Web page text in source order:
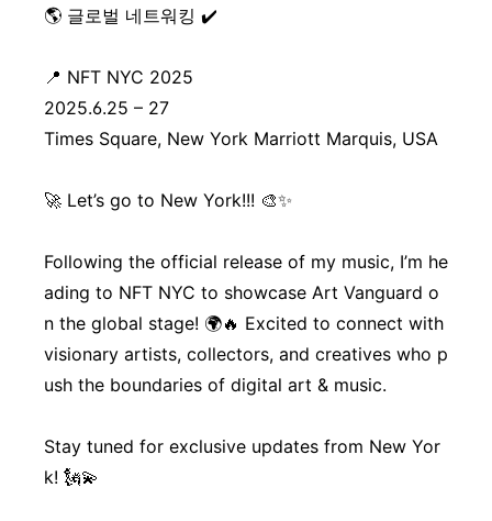
🌎 글로벌 네트워킹 ✔️
📍 NFT NYC 2025
2025.6.25 – 27
Times Square, New York Marriott Marquis, USA
🚀 Let’s go to New York!!! 🎨✨
Following the official release of my music, I’m he
ading to NFT NYC to showcase Art Vanguard o
n the global stage! 🌍🔥 Excited to connect with
visionary artists, collectors, and creatives who p
ush the boundaries of digital art & music.
Stay tuned for exclusive updates from New Yor
k! 🗽💫